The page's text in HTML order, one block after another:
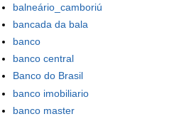
balneário_camboriú
bancada da bala
banco
banco central
Banco do Brasil
banco imobiliario
banco master